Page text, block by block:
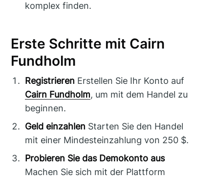
komplex finden.
Erste Schritte mit Cairn
Fundholm
Registrieren Erstellen Sie Ihr Konto auf
Cairn Fundholm, um mit dem Handel zu
beginnen.
Geld einzahlen Starten Sie den Handel
mit einer Mindesteinzahlung von 250 $.
Probieren Sie das Demokonto aus
Machen Sie sich mit der Plattform